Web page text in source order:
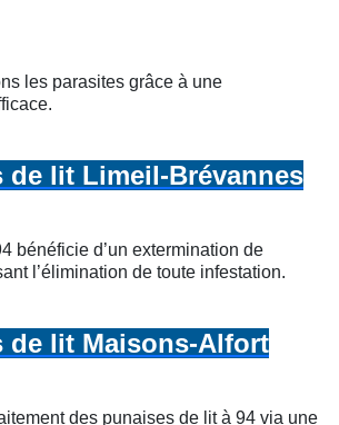
les parasites grâce à une
de lit Limeil-Brévannes
bénéficie d’un extermination de
l’élimination de toute infestation.
de lit Maisons-Alfort
des punaises de lit à 94 via une